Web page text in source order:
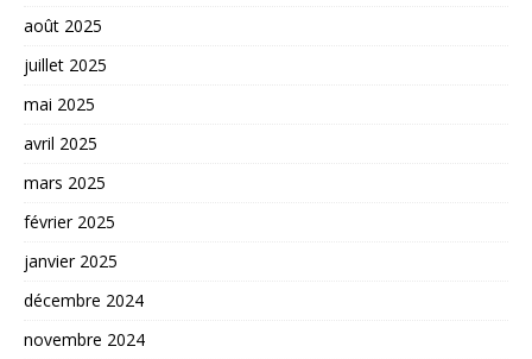
août 2025
juillet 2025
mai 2025
avril 2025
mars 2025
février 2025
janvier 2025
décembre 2024
novembre 2024